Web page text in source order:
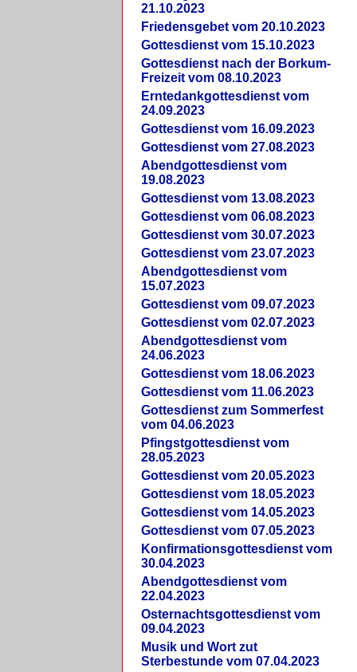
21.10.2023
Friedensgebet vom 20.10.2023
Gottesdienst vom 15.10.2023
Gottesdienst nach der Borkum-
Freizeit vom 08.10.2023
Erntedankgottesdienst vom
24.09.2023
Gottesdienst vom 16.09.2023
Gottesdienst vom 27.08.2023
Abendgottesdienst vom
19.08.2023
Gottesdienst vom 13.08.2023
Gottesdienst vom 06.08.2023
Gottesdienst vom 30.07.2023
Gottesdienst vom 23.07.2023
Abendgottesdienst vom
15.07.2023
Gottesdienst vom 09.07.2023
Gottesdienst vom 02.07.2023
Abendgottesdienst vom
24.06.2023
Gottesdienst vom 18.06.2023
Gottesdienst vom 11.06.2023
Gottesdienst zum Sommerfest
vom 04.06.2023
Pfingstgottesdienst vom
28.05.2023
Gottesdienst vom 20.05.2023
Gottesdienst vom 18.05.2023
Gottesdienst vom 14.05.2023
Gottesdienst vom 07.05.2023
Konfirmationsgottesdienst vom
30.04.2023
Abendgottesdienst vom
22.04.2023
Osternachtsgottesdienst vom
09.04.2023
Musik und Wort zut
Sterbestunde vom 07.04.2023